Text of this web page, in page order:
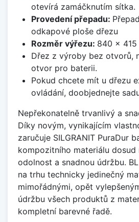
otevírá zamáčknutím sítka.
Provedení přepadu:
odkapové ploše dřezu
Rozměr výřezu: 840 x 415
Dřez z výroby bez otvorů,
otvor pro baterii.
Pokud chcete mít u dřezu
ovládání, doobjednejte
Nepřekonatelně trvanlivý a
Díky novým, vynikajícím
zaručuje SILGRANIT PuraDur
kompozitního materiálu dosud
odolnost a snadnou údržbu.
na trhu technicky jedinečný
mimořádnými, opět
údržbu všech produktů z
kompletní barevné řadě.